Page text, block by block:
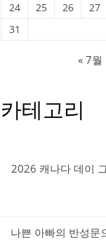
24
25 26 27
31
« 7월
카테고리
2026 캐나다 데이
나쁜 아빠의 반성문